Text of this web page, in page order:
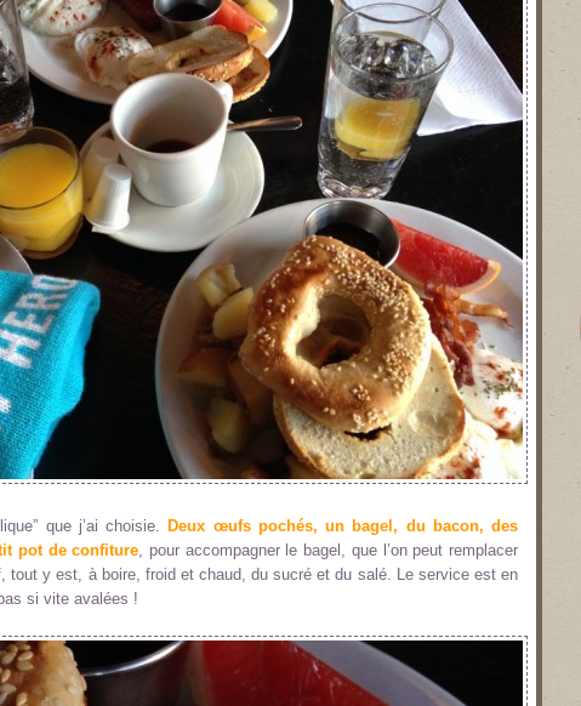
que j’ai choisie. Deux œufs pochés, un bagel, du bacon, des
pot de confiture, pour accompagner le bagel, que l’on peut remplacer
tout y est, à boire, froid et chaud, du sucré et du salé. Le service est en
si vite avalées !